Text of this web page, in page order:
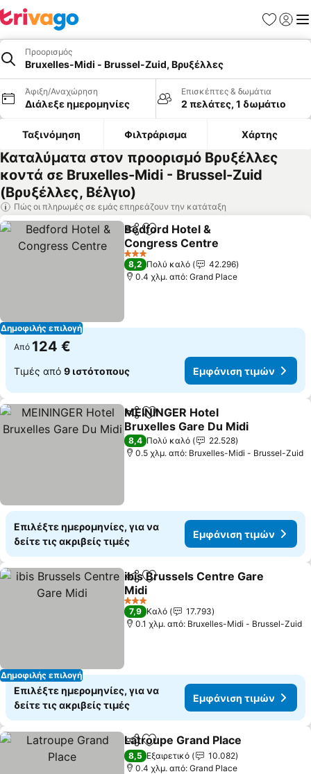
Προορισμός
Bruxelles-Midi - Brussel-Zuid, Βρυξέλλες
Άφιξη/Αναχώρηση
Διάλεξε ημερομηνίες
Επισκέπτες & δωμάτια
2 πελάτες, 1 δωμάτιο
Ταξινόμηση Φιλτράρισμα Χάρτης
Καταλύματα στον προορισμό Βρυξέλλες
κοντά σε Bruxelles-Midi - Brussel-Zuid
(Βρυξέλλες, Βέλγιο)
Πώς οι πληρωμές σε εμάς επηρεάζουν την κατάταξη
Δημοφιλής επιλογή
Κοινοποίηση
Προσθήκη στα αγαπημένα
Bedford Hotel &
Congress Centre
3 Αστέρια
8,2 Πολύ καλό
42.296
0.4 χλμ. από: Grand Place
Από 124 €
Τιμές από 9 ιστότοπους Εμφάνιση τιμών
Κοινοποίηση
Προσθήκη στα αγαπημένα
MEININGER Hotel
Bruxelles Gare Du Midi
8,4 Πολύ καλό
22.528
0.5 χλμ. από: Bruxelles-Midi - Brussel-Zuid
Επιλέξτε ημερομηνίες, για να
δείτε τις ακριβείς τιμές
Εμφάνιση τιμών
Δημοφιλής επιλογή
Κοινοποίηση
Προσθήκη στα αγαπημένα
ibis Brussels Centre Gare
Midi
3 Αστέρια
7,9 Καλό
17.793
0.1 χλμ. από: Bruxelles-Midi - Brussel-Zuid
Επιλέξτε ημερομηνίες, για να
δείτε τις ακριβείς τιμές
Εμφάνιση τιμών
Κοινοποίηση
Προσθήκη στα αγαπημένα
Latroupe Grand Place
8,5 Εξαιρετικό
10.082
0.4 χλμ. από: Grand Place